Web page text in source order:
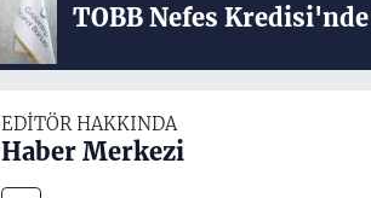
TOBB Nefes
EDITÖR HAKKINDA
Haber Merkezi